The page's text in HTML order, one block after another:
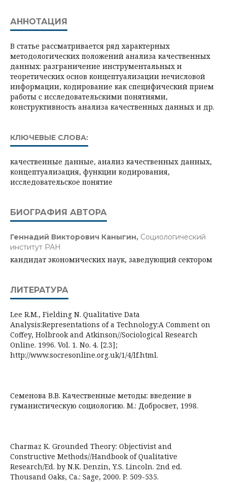
АННОТАЦИЯ
В статье рассматривается ряд характерных
методологических положений анализа качественных
данных: разграничение инструментальных и
теоретических основ концептуализации нечисловой
информации, кодирование как специфический прием
работы с исследовательскими понятиями,
конструктивность анализа качественных данных и др.
КЛЮЧЕВЫЕ СЛОВА:
качественные данные, анализ качественных данных,
концептуализация, функции кодирования,
исследовательское понятие
БИОГРАФИЯ АВТОРА
Геннадий Викторович Каныгин, Социологический
институт РАН
кандидат экономических наук, заведующий сектором
ЛИТЕРАТУРА
Lee R.M., Fielding N. Qualitative Data
Analysis:Representations of a Technology:A Comment on
Coffey, Holbrook and Atkinson//Sociological Research
Online. 1996. Vol. 1. No. 4. [2.3];
http://www.socresonline.org.uk/1/4/lf.html.
Семенова В.В. Качественные методы: введение в
гуманистическую социологию. М.: Добросвет, 1998.
Charmaz K. Grounded Theory: Objectivist and
Constructive Methods//Handbook of Qualitative
Research/Ed. by N.K. Denzin, Y.S. Lincoln. 2nd ed.
Thousand Oaks, Ca.: Sage, 2000. P. 509-535.